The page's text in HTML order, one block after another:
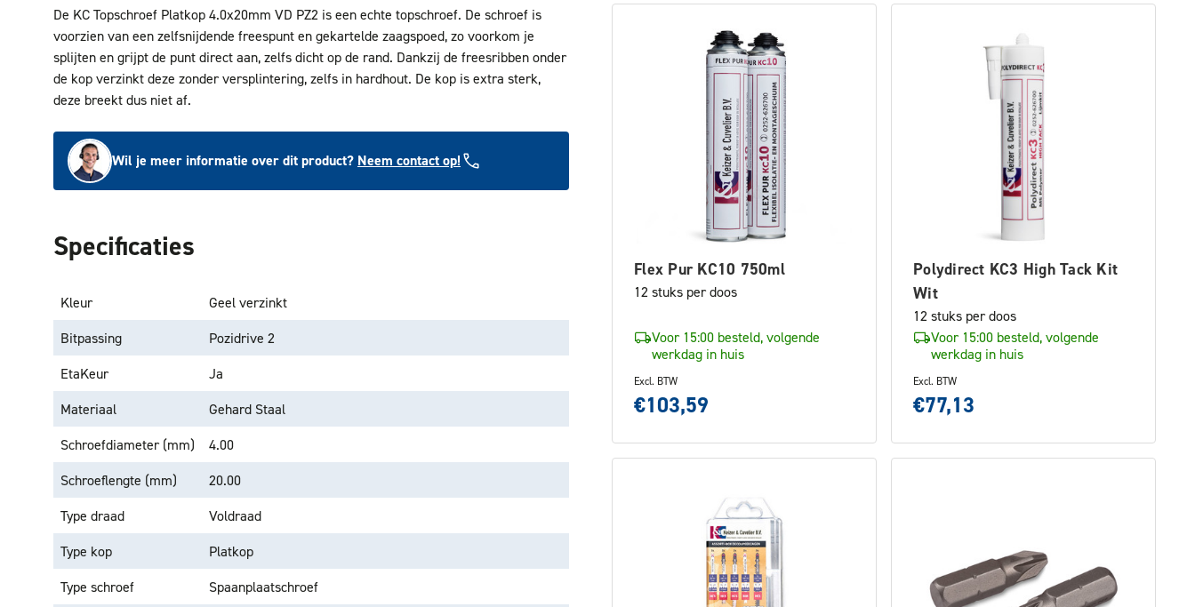
De KC Topschroef Platkop 4.0x20mm VD PZ2 is een echte topschroef. De schroef is
voorzien van een zelfsnijdende freespunt en gekartelde zaagspoed, zo voorkom je
splijten en grijpt de punt direct aan, zelfs dicht op de rand. Dankzij de freesribben onder
de kop verzinkt deze zonder versplintering, zelfs in hardhout. De kop is extra sterk,
deze breekt dus niet af.
Wil je meer informatie over dit product? Neem contact op!
Specificaties
Kleur
Geel verzinkt
Bitpassing
Pozidrive 2
EtaKeur
Ja
Materiaal
Gehard Staal
Schroefdiameter (mm)
4.00
Schroeflengte (mm)
20.00
Type draad
Voldraad
Type kop
Platkop
Type schroef
Spaanplaatschroef
Flex Pur KC10 750ml
12 stuks per doos
Voor 15:00 besteld, volgende
werkdag in huis
Excl. BTW
€103,59
Polydirect KC3 High Tack Kit
Wit
12 stuks per doos
Voor 15:00 besteld, volgende
werkdag in huis
Excl. BTW
€77,13